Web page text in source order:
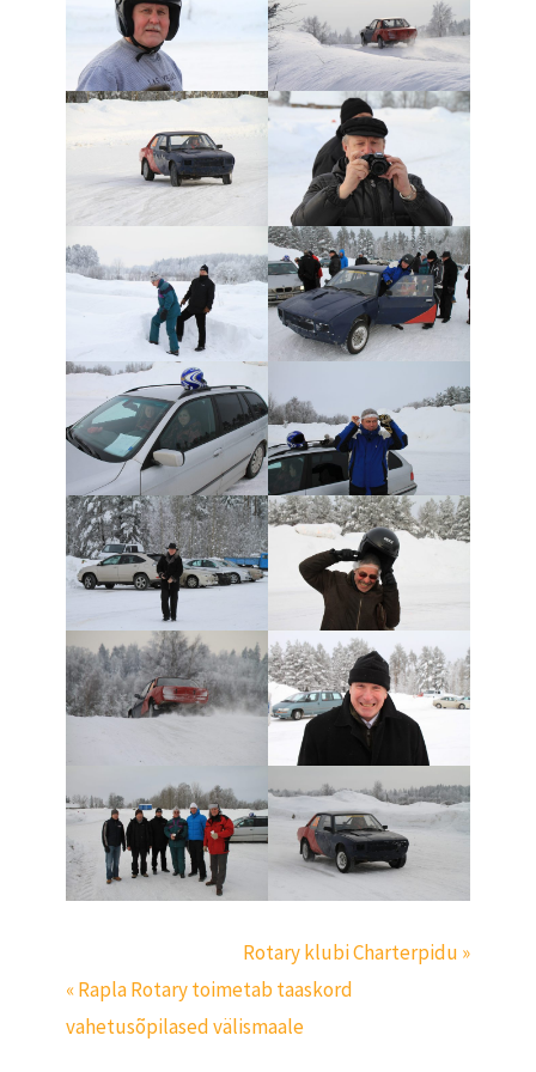
Rotary klubi Charterpidu »
« Rapla Rotary toimetab taaskord
vahetusõpilased välismaale